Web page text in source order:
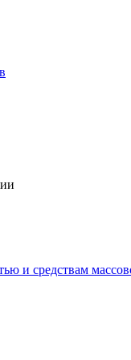
и средствам